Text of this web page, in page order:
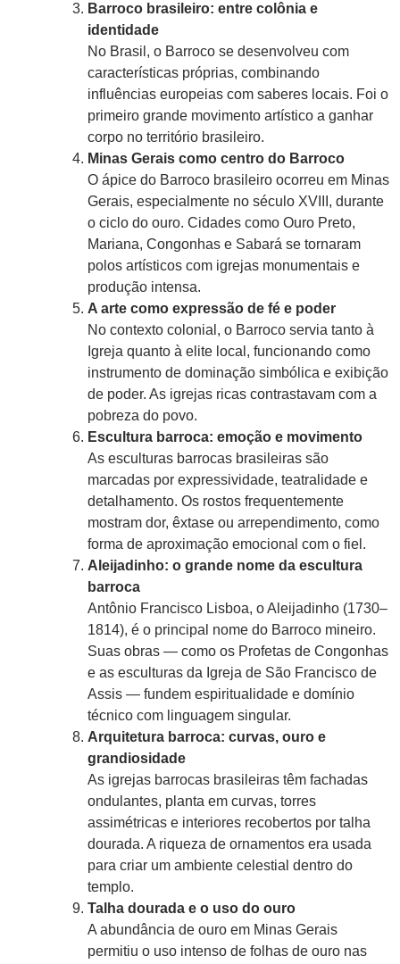
Barroco brasileiro: entre colônia e
identidade
No Brasil, o Barroco se desenvolveu com
características próprias, combinando
influências europeias com saberes locais. Foi o
primeiro grande movimento artístico a ganhar
corpo no território brasileiro.
Minas Gerais como centro do Barroco
O ápice do Barroco brasileiro ocorreu em Minas
Gerais, especialmente no século XVIII, durante
o ciclo do ouro. Cidades como Ouro Preto,
Mariana, Congonhas e Sabará se tornaram
polos artísticos com igrejas monumentais e
produção intensa.
A arte como expressão de fé e poder
No contexto colonial, o Barroco servia tanto à
Igreja quanto à elite local, funcionando como
instrumento de dominação simbólica e exibição
de poder. As igrejas ricas contrastavam com a
pobreza do povo.
Escultura barroca: emoção e movimento
As esculturas barrocas brasileiras são
marcadas por expressividade, teatralidade e
detalhamento. Os rostos frequentemente
mostram dor, êxtase ou arrependimento, como
forma de aproximação emocional com o fiel.
Aleijadinho: o grande nome da escultura
barroca
Antônio Francisco Lisboa, o Aleijadinho (1730–
1814), é o principal nome do Barroco mineiro.
Suas obras — como os Profetas de Congonhas
e as esculturas da Igreja de São Francisco de
Assis — fundem espiritualidade e domínio
técnico com linguagem singular.
Arquitetura barroca: curvas, ouro e
grandiosidade
As igrejas barrocas brasileiras têm fachadas
ondulantes, planta em curvas, torres
assimétricas e interiores recobertos por talha
dourada. A riqueza de ornamentos era usada
para criar um ambiente celestial dentro do
templo.
Talha dourada e o uso do ouro
A abundância de ouro em Minas Gerais
permitiu o uso intenso de folhas de ouro nas